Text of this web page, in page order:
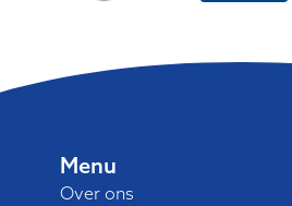
Menu
Over ons